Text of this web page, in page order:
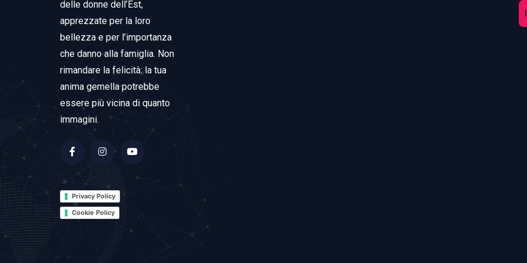
delle donne dell’Est,
apprezzate per la loro
bellezza e per l’importanza
che danno alla famiglia. Non
rimandare la felicità: la tua
anima gemella potrebbe
essere più vicina di quanto
immagini.
Privacy Policy
Cookie Policy